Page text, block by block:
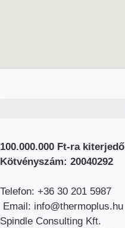
100.000.000 Ft-ra
Kötvényszám: 20040292
Telefon: +36 30 201 5987
Email: info@thermoplus.hu
Spindle Consulting Kft.